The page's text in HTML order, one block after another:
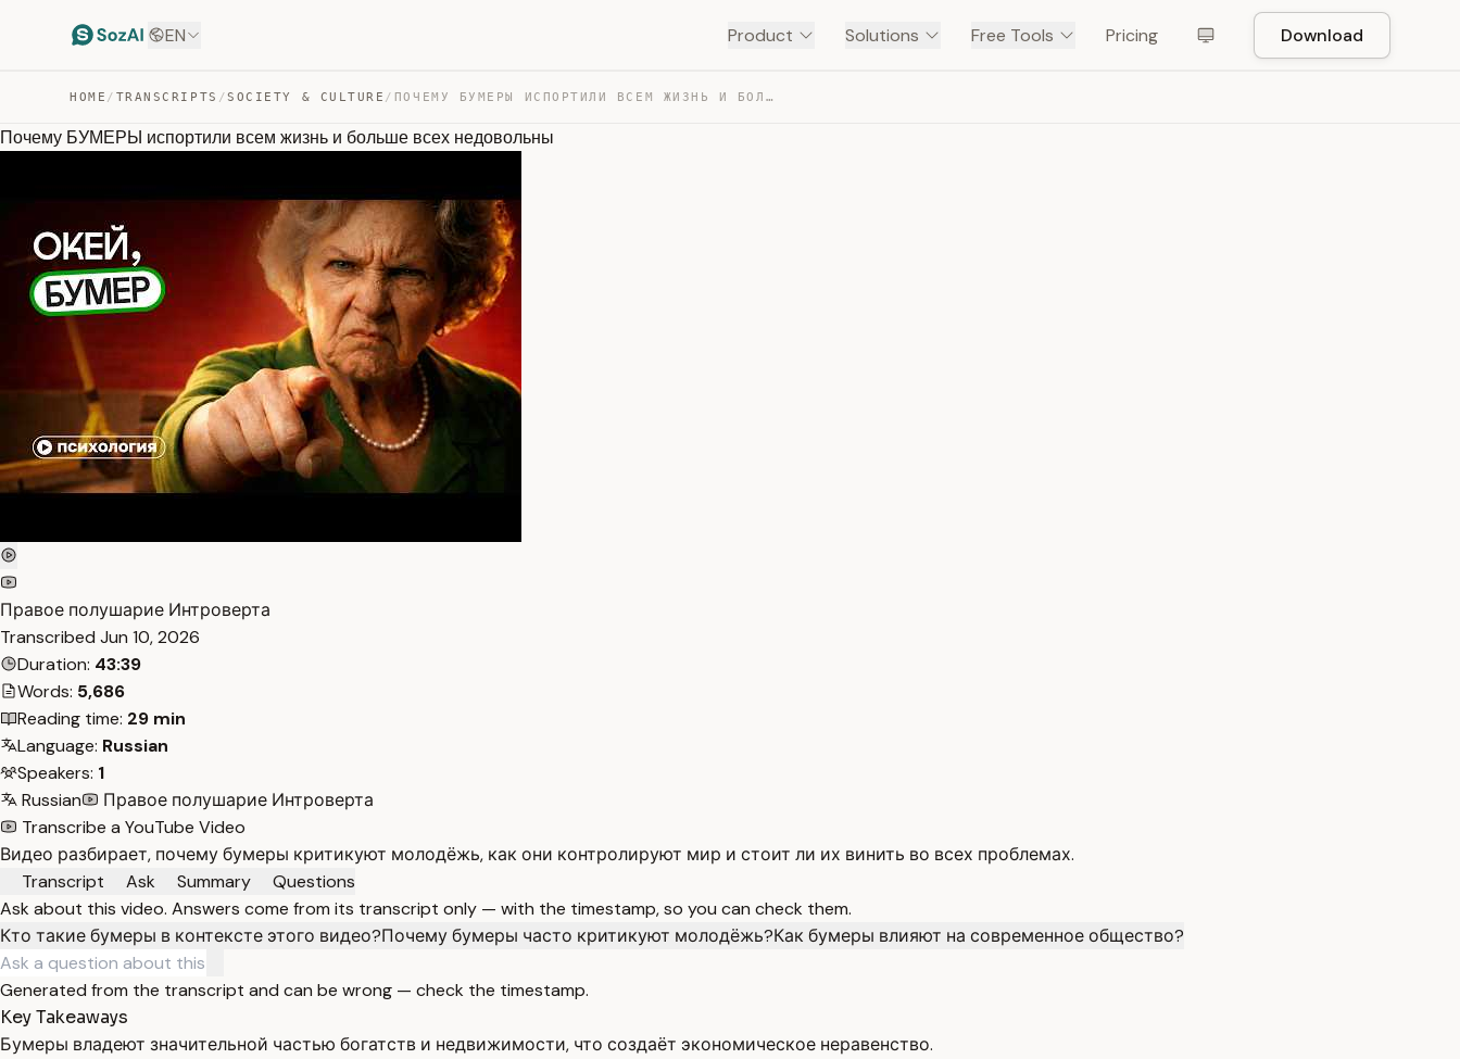
EN Product Solutions Free Tools Pricing Download
HOME / TRANSCRIPTS /SOCIETY & CULTURE / ПОЧЕМУ БУМЕРЫ ИСПОРТИЛИ ВСЕМ ЖИЗНЬ И БОЛЬШЕ ВСЕХ НЕДОВО… — TRANSCRIPT
Почему БУМЕРЫ испортили всем жизнь и больше всех недовольны
Правое полушарие Интроверта
Transcribed Jun 10, 2026
Duration: 43:39
Words: 5,686
Reading time: 29 min
Language: Russian
Speakers: 1
Russian
Правое полушарие Интроверта
Transcribe a YouTube Video
Видео разбирает, почему бумеры критикуют молодёжь, как они контролируют мир и стоит ли их винить во всех проблемах.
Transcript
Ask Summary
Questions
Ask about this video. Answers come from its transcript only — with the timestamp, so you can check them.
Кто такие бумеры в контексте этого видео?Почему бумеры часто критикуют молодёжь?Как бумеры влияют на современное общество?
Generated from the transcript and can be wrong — check the timestamp.
Key Takeaways
Бумеры владеют значительной частью богатств и недвижимости, что создаёт экономическое неравенство.